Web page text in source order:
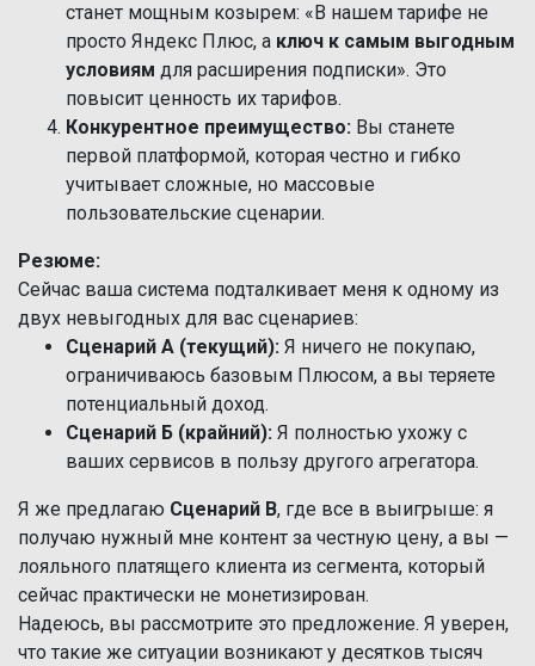
станет мощным козырем: «В нашем тарифе не
просто Яндекс Плюс, а ключ к самым выгодным
условиям для расширения подписки». Это
повысит ценность их тарифов.
Конкурентное преимущество: Вы станете
первой платформой, которая честно и гибко
учитывает сложные, но массовые
пользовательские сценарии.
Резюме:
Сейчас ваша система подталкивает меня к одному из
двух невыгодных для вас сценариев:
Сценарий А (текущий): Я ничего не покупаю,
ограничиваюсь базовым Плюсом, а вы теряете
потенциальный доход.
Сценарий Б (крайний): Я полностью ухожу с
ваших сервисов в пользу другого агрегатора.
Я же предлагаю Сценарий В, где все в выигрыше: я
получаю нужный мне контент за честную цену, а вы —
лояльного платящего клиента из сегмента, который
сейчас практически не монетизирован.
Надеюсь, вы рассмотрите это предложение. Я уверен,
что такие же ситуации возникают у десятков тысяч